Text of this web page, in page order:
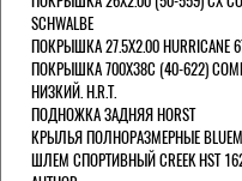
SCHWALBE
ПОКРЫШКА 27.5X2.00 HURRICANE
ПОКРЫШКА 700X38С (40-622)
НИЗКИЙ. H.R.T.
ПОДНОЖКА ЗАДНЯЯ HORST
КРЫЛЬЯ ПОЛНОРАЗМЕРНЫЕ
ШЛЕМ СПОРТИВНЫЙ CREEK HST